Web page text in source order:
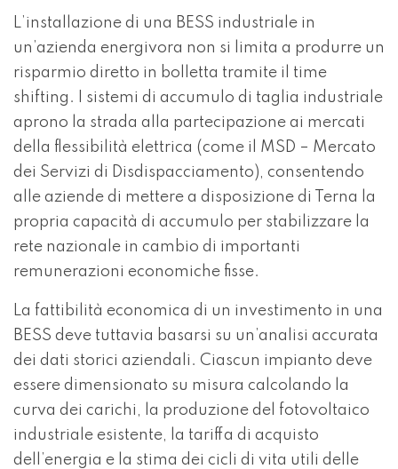
L’installazione di una BESS industriale in
un’azienda energivora non si limita a produrre un
risparmio diretto in bolletta tramite il time
shifting. I sistemi di accumulo di taglia industriale
aprono la strada alla partecipazione ai mercati
della flessibilità elettrica (come il MSD – Mercato
dei Servizi di Disdispacciamento), consentendo
alle aziende di mettere a disposizione di Terna la
propria capacità di accumulo per stabilizzare la
rete nazionale in cambio di importanti
remunerazioni economiche fisse.
La fattibilità economica di un investimento in una
BESS deve tuttavia basarsi su un’analisi accurata
dei dati storici aziendali. Ciascun impianto deve
essere dimensionato su misura calcolando la
curva dei carichi, la produzione del fotovoltaico
industriale esistente, la tariffa di acquisto
dell’energia e la stima dei cicli di vita utili delle